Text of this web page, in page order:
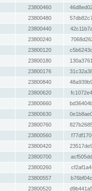
23800460
23800480
23800440
23800240
23800120
23800180
23800176
23800840
23800620
23800660
23800630
23800760
23800560
23800420
23800700
23800260
23800557
23800520